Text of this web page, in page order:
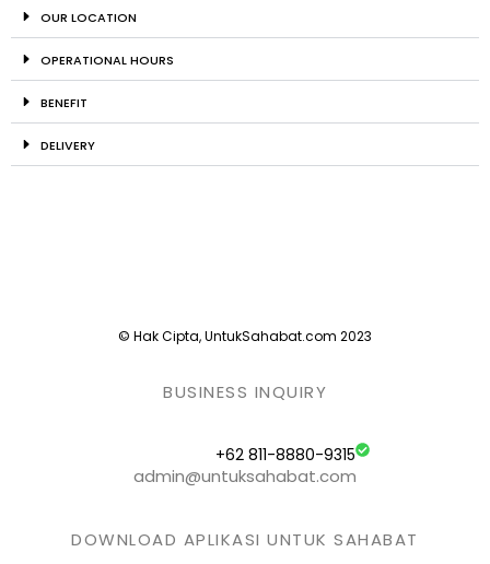
OUR LOCATION
OPERATIONAL HOURS
BENEFIT
DELIVERY
© Hak Cipta, UntukSahabat.com 2023
BUSINESS INQUIRY
+62 811-8880-9315
admin@untuksahabat.com
DOWNLOAD APLIKASI UNTUK SAHABAT